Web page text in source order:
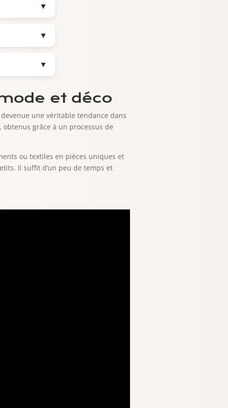
▼
▼
▼
et déco
une véritable tendance dans
grâce à un processus de
ou textiles en pièces uniques et
Il suffit d’un peu de temps et